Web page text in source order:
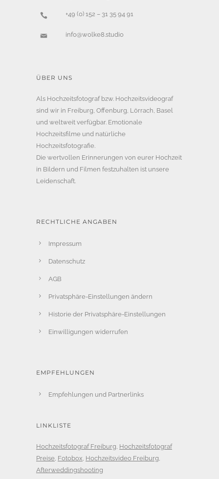
+49 (0) 152 – 31 35 94 91
info@wolke8.studio
ÜBER UNS
Als Hochzeitsfotograf bzw. Hochzeitsvideograf
sind wir in Freiburg, Offenburg, Lörrach, Basel
und weltweit verfügbar. Emotionale
Hochzeitsfilme und natürliche
Hochzeitsfotografie.
Die wertvollen Erinnerungen von eurer Hochzeit
in Bildern und Filmen festzuhalten ist unsere
Leidenschaft.
RECHTLICHE ANGABEN
Impressum
Datenschutz
AGB
Privatsphäre-Einstellungen ändern
Historie der Privatsphäre-Einstellungen
Einwilligungen widerrufen
EMPFEHLUNGEN
Empfehlungen und Partnerlinks
LINKLISTE
Hochzeitsfotograf Freiburg, Hochzeitsfotograf
Preise, Fotobox, Hochzeitsvideo Freiburg,
Afterweddingshooting